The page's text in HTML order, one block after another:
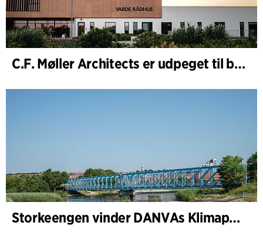
C.F. Møller Architects er udpeget til bygherrerådgiver i udvidelsen af Varde Rådhus
Storkeengen vinder DANVAs Klimapris 2025 – og bygger videre på tidligere arkitekturanerkendelse